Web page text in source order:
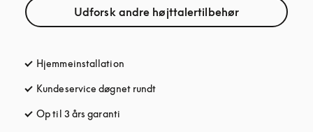
Udforsk andre højttalertilbehør
Hjemmeinstallation
Kundeservice døgnet rundt
Op til 3 års garanti